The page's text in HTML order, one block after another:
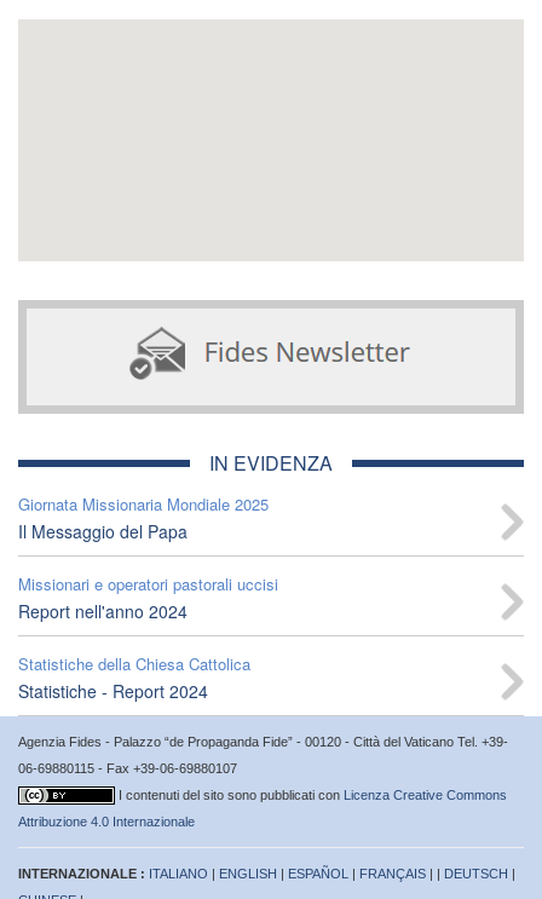
IN EVIDENZA
Giornata Missionaria Mondiale 2025
Il Messaggio del Papa
Missionari e operatori pastorali uccisi
Report nell'anno 2024
Statistiche della Chiesa Cattolica
Statistiche - Report 2024
Agenzia Fides - Palazzo “de Propaganda Fide” - 00120 - Città del Vaticano Tel. +39-
06-69880115 - Fax +39-06-69880107
I contenuti del sito sono pubblicati con Licenza Creative Commons
Attribuzione 4.0 Internazionale
INTERNAZIONALE : ITALIANO | ENGLISH | ESPAÑOL | FRANÇAIS | | DEUTSCH |